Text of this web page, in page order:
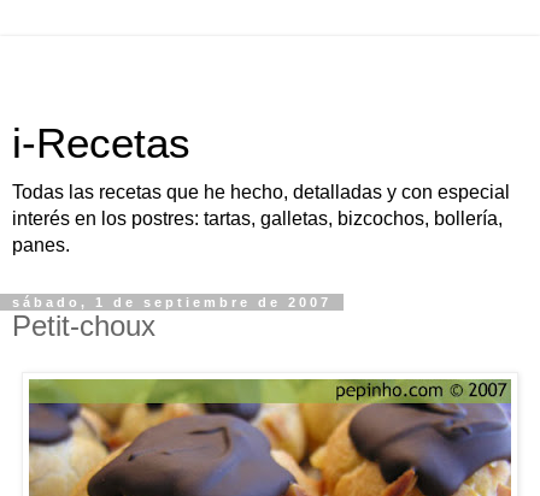
i-Recetas
Todas las recetas que he hecho, detalladas y con especial
interés en los postres: tartas, galletas, bizcochos, bollería,
panes.
sábado, 1 de septiembre de 2007
Petit-choux